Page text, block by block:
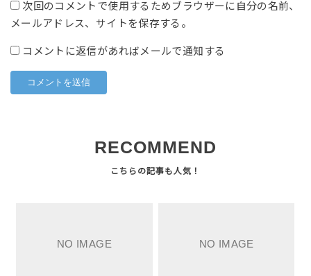
次回のコメントで使用するためブラウザーに自分の名前、
メールアドレス、サイトを保存する。
コメントに返信があればメールで通知する
RECOMMEND